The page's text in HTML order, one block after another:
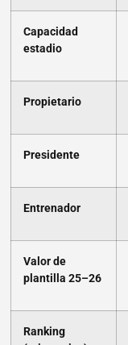
Capacidad
estadio
Propietario
Presidente
Entrenador
Valor de
plantilla 25–26
Ranking